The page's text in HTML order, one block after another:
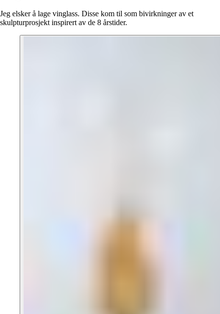
Jeg elsker å lage vinglass. Disse kom til som bivirkninger av et
skulpturprosjekt inspirert av de 8 årstider.